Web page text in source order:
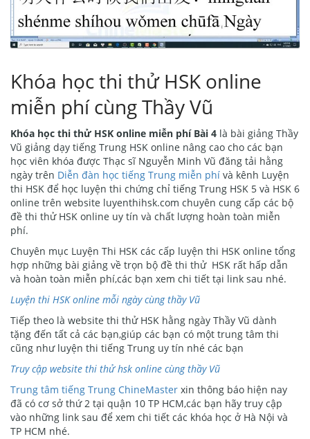
Khóa học thi thử HSK online
miễn phí cùng Thầy Vũ
Khóa học thi thử HSK online miễn phí Bài 4 là bài giảng Thầy
Vũ giảng dạy tiếng Trung HSK online nâng cao cho các bạn
học viên khóa được Thạc sĩ Nguyễn Minh Vũ đăng tải hằng
ngày trên Diễn đàn học tiếng Trung miễn phí và kênh Luyện
thi HSK để học luyện thi chứng chỉ tiếng Trung HSK 5 và HSK 6
online trên website luyenthihsk.com chuyên cung cấp các bộ
đề thi thử HSK online uy tín và chất lượng hoàn toàn miễn
phí.
Chuyên mục Luyện Thi HSK các cấp luyện thi HSK online tổng
hợp những bài giảng về trọn bộ đề thi thử HSK rất hấp dẫn
và hoàn toàn miễn phí,các bạn xem chi tiết tại link sau nhé.
Luyện thi HSK online mỗi ngày cùng thầy Vũ
Tiếp theo là website thi thử HSK hằng ngày Thầy Vũ dành
tặng đến tất cả các bạn,giúp các bạn có một trung tâm thi
cũng như luyện thi tiếng Trung uy tín nhé các bạn
Truy cập website thi thử hsk online cùng thầy Vũ
Trung tâm tiếng Trung ChineMaster xin thông báo hiện nay
đã có cơ sở thứ 2 tại quận 10 TP HCM,các bạn hãy truy cập
vào những link sau để xem chi tiết các khóa học ở Hà Nội và
TP HCM nhé.